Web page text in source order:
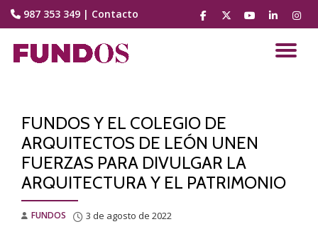
contenido
987 353 349 | Contacto
fa-
facebook
fa-
brands
fa-
youtube-
fa-
linkedin
fa-
FUNDOS Y EL COLEGIO DE
ARQUITECTOS DE LEÓN UNEN
FUERZAS PARA DIVULGAR LA
ARQUITECTURA Y EL PATRIMONIO
FUNDOS 3 de agosto de 2022